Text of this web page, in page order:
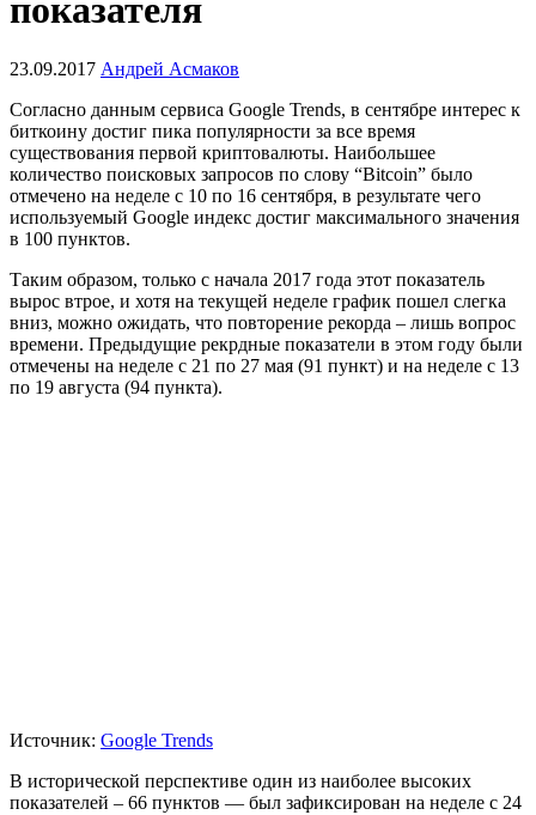
показателя
23.09.2017 Андрей Асмаков
Согласно данным сервиса Google Trends, в сентябре интерес к
биткоину достиг пика популярности за все время
существования первой криптовалюты. Наибольшее
количество поисковых запросов по слову “Bitcoin” было
отмечено на неделе с 10 по 16 сентября, в результате чего
используемый Google индекс достиг максимального значения
в 100 пунктов.
Таким образом, только с начала 2017 года этот показатель
вырос втрое, и хотя на текущей неделе график пошел слегка
вниз, можно ожидать, что повторение рекорда – лишь вопрос
времени. Предыдущие рекрдные показатели в этом году были
отмечены на неделе с 21 по 27 мая (91 пункт) и на неделе с 13
по 19 августа (94 пункта).
Источник: Google Trends
В исторической перспективе один из наиболее высоких
показателей – 66 пунктов — был зафиксирован на неделе с 24